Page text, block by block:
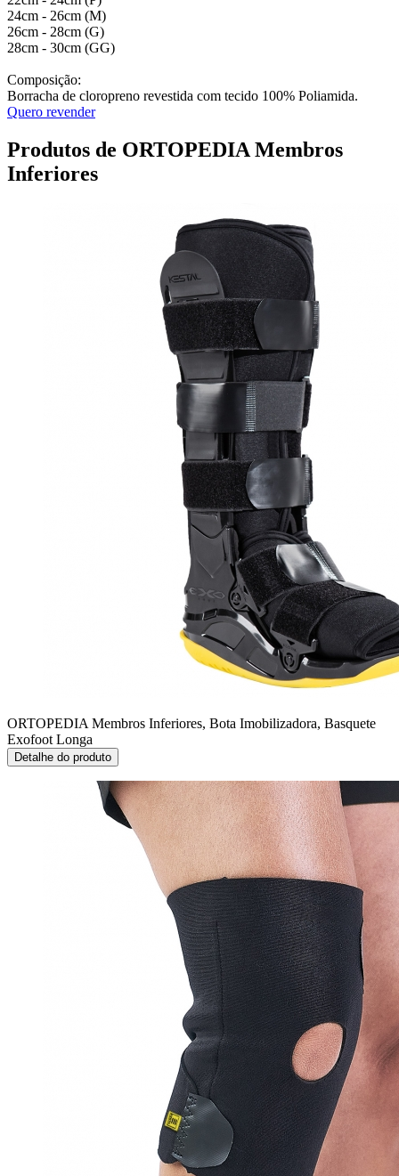
24cm - 26cm (M)
26cm - 28cm (G)
28cm - 30cm (GG)
Composição:
Borracha de cloropreno revestida com tecido 100% Poliamida.
Quero revender
Produtos de ORTOPEDIA Membros
Inferiores
ORTOPEDIA Membros Inferiores, Bota Imobilizadora, Basquete
Exofoot Longa
Detalhe do produto